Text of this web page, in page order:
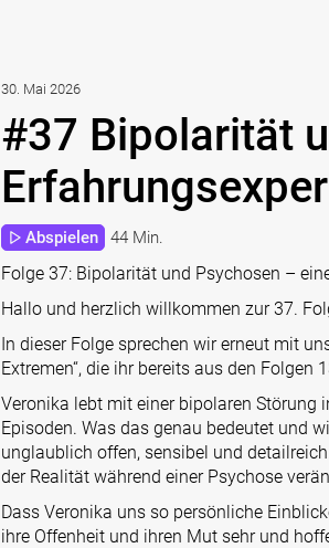
30. Mai 2026
#37 Bipolarität
Abspielen 44 Min.
Folge 37: Bipolarität und Psychosen –
Hallo und herzlich willkommen zur 37.
In dieser Folge sprechen wir erneut mit
Extremen“, die ihr bereits aus den Folgen
Veronika lebt mit einer bipolaren
Episoden. Was das genau bedeutet und
unglaublich offen, sensibel und
der Realität während einer Psychose
Dass Veronika uns so persönliche
ihre Offenheit und ihren Mut sehr und